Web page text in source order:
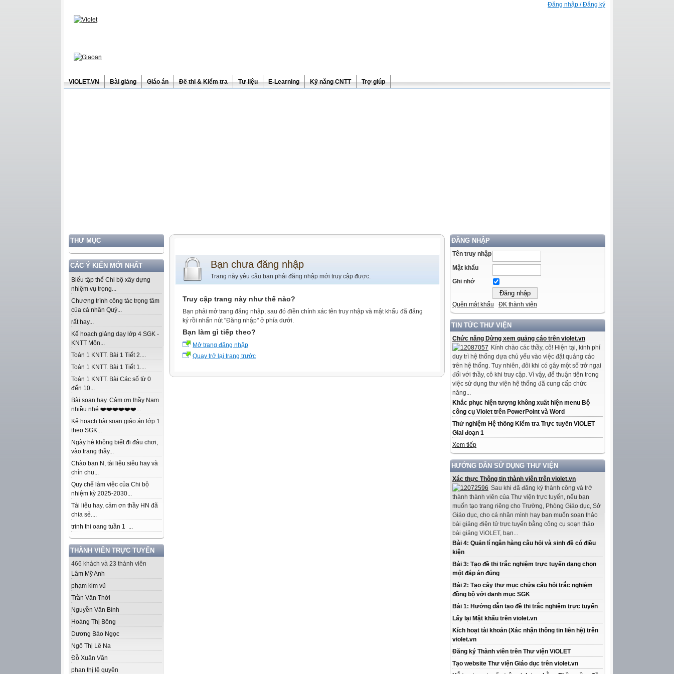
Đăng nhập / Đăng ký
ViOLET.VN Bài giảng Giáo án Đề thi & Kiểm tra Tư liệu E-Learning Kỹ năng CNTT Trợ giúp
THƯ MỤC
CÁC Ý KIẾN MỚI NHẤT
Biểu tập thể Chi bộ xây dựng
nhiệm vụ trọng...
Chương trình công tác trọng tâm
của cá nhân Quý...
rất hay...
Kế hoạch giảng dạy lớp 4 SGK -
KNTT Môn...
Toán 1 KNTT. Bài 1 Tiết 2....
Toán 1 KNTT. Bài 1 Tiết 1....
Toán 1 KNTT. Bài Các số từ 0
đến 10...
Bài soạn hay. Cảm ơn thầy Nam
nhiều nhé ❤️❤️❤️❤️❤️❤️...
Kế hoạch bài soạn giáo án lớp 1
theo SGK...
Ngày hè không biết đi đâu chơi,
vào trang thầy...
Chào bạn N, tài liệu siêu hay và
chỉn chu...
Quy chế làm việc của Chi bộ
nhiệm kỳ 2025-2030...
Tài liệu hay, cảm ơn thầy HN đã
chia sẻ....
trinh thi oang tuần 1 ...
THÀNH VIÊN TRỰC TUYẾN
466 khách và 23 thành viên
Lâm Mỹ Anh
phạm kim vũ
Trần Văn Thời
Nguyễn Văn Bình
Hoàng Thị Bông
Dương Bảo Ngọc
Ngô Thị Lê Na
Đỗ Xuân Văn
phan thị lệ quyên
ĐĂNG NHẬP
Tên truy nhập
Mật khẩu
Ghi nhớ
Quên mật khẩu ĐK thành viên
TIN TỨC THƯ VIỆN
Chức năng Dừng xem quảng cáo trên violet.vn
Kính chào các thầy, cô! Hiện tại, kinh phí
duy trì hệ thống dựa chủ yếu vào việc đặt quảng cáo
trên hệ thống. Tuy nhiên, đôi khi có gây một số trở ngại
đối với thầy, cô khi truy cập. Vì vậy, để thuận tiện trong
việc sử dụng thư viện hệ thống đã cung cấp chức
năng...
Khắc phục hiện tượng không xuất hiện menu Bộ
công cụ Violet trên PowerPoint và Word
Thử nghiệm Hệ thống Kiểm tra Trực tuyến ViOLET
Giai đoạn 1
Xem tiếp
HƯỚNG DẪN SỬ DỤNG THƯ VIỆN
Xác thực Thông tin thành viên trên violet.vn
Sau khi đã đăng ký thành công và trở
thành thành viên của Thư viện trực tuyến, nếu bạn
muốn tạo trang riêng cho Trường, Phòng Giáo dục, Sở
Giáo dục, cho cá nhân mình hay bạn muốn soạn thảo
bài giảng điện tử trực tuyến bằng công cụ soạn thảo
bài giảng ViOLET, bạn...
Bài 4: Quản lí ngân hàng câu hỏi và sinh đề có điều
kiện
Bài 3: Tạo đề thi trắc nghiệm trực tuyến dạng chọn
một đáp án đúng
Bài 2: Tạo cây thư mục chứa câu hỏi trắc nghiệm
đồng bộ với danh mục SGK
Bài 1: Hướng dẫn tạo đề thi trắc nghiệm trực tuyến
Lấy lại Mật khẩu trên violet.vn
Kích hoạt tài khoản (Xác nhận thông tin liên hệ) trên
violet.vn
Đăng ký Thành viên trên Thư viện ViOLET
Tạo website Thư viện Giáo dục trên violet.vn
Bạn chưa đăng nhập
Trang này yêu cầu bạn phải đăng nhập mới truy cập được.
Truy cập trang này như thế nào?
Bạn phải mở trang đăng nhập, sau đó điền chính xác tên truy nhập và mật khẩu đã đăng
ký rồi nhấn nút "Đăng nhập" ở phía dưới.
Bạn làm gì tiếp theo?
Mở trang đăng nhập
Quay trở lại trang trước